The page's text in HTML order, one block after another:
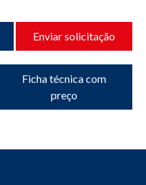
Enviar solicitação
Ficha técnica com
preço